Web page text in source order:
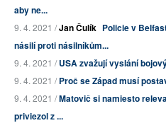
aby ne...
9. 4. 2021 /Jan Čulík Policie v
násilí proti násilníkům...
9. 4. 2021 /USA zvažují vyslání
9. 4. 2021 /Proč se Západ musí
9. 4. 2021 /Matovič si namiesto
priviezol z ...